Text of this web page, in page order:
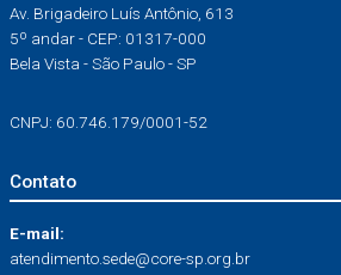
Av. Brigadeiro Luís Antônio, 613
5º andar - CEP: 01317-000
Bela Vista - São Paulo - SP
CNPJ: 60.746.179/0001-52
Contato
E-mail:
atendimento.sede@core-sp.org.br